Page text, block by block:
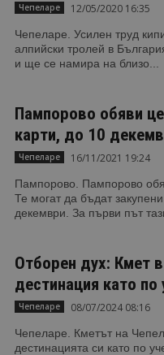
Чепеларе 12/05/2020 16:35
Чепеларе. Усилен труд
алпийски тролей в
и ще се намира на близо...
Пампорово обяви
карти, до 10
Чепеларе 16/11/2021 19:24
Пампорово. Пампорово
Те могат да бъдат
декември. За първи път
Отборен дух: Кмет
дестинация като по
Чепеларе 08/07/2024 08:16
Чепеларе. Кметът на
дестинацията си като по